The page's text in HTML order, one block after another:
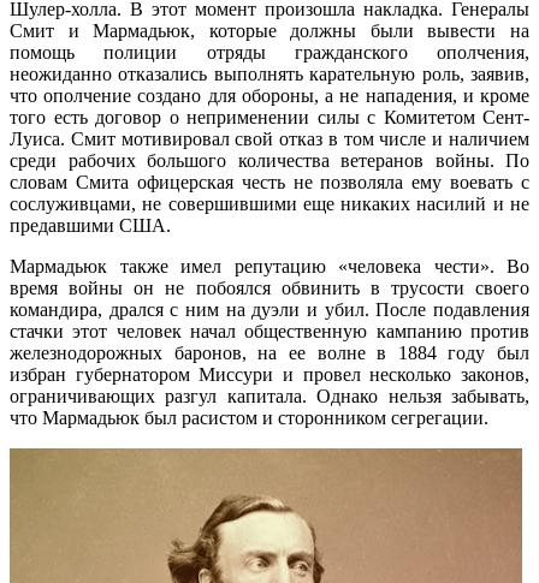
Шулер-холла. В этот момент произошла накладка. Генералы
Смит и Мармадьюк, которые должны были вывести на
помощь полиции отряды гражданского ополчения,
неожиданно отказались выполнять карательную роль, заявив,
что ополчение создано для обороны, а не нападения, и кроме
того есть договор о неприменении силы с Комитетом Сент-
Луиса. Смит мотивировал свой отказ в том числе и наличием
среди рабочих большого количества ветеранов войны. По
словам Смита офицерская честь не позволяла ему воевать с
сослуживцами, не совершившими еще никаких насилий и не
предавшими США.
Мармадьюк также имел репутацию «человека чести». Во
время войны он не побоялся обвинить в трусости своего
командира, дрался с ним на дуэли и убил. После подавления
стачки этот человек начал общественную кампанию против
железнодорожных баронов, на ее волне в 1884 году был
избран губернатором Миссури и провел несколько законов,
ограничивающих разгул капитала. Однако нельзя забывать,
что Мармадьюк был расистом и сторонником сегрегации.